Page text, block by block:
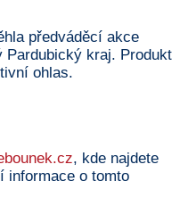
předváděcí akce
Pardubický kraj. Produkt
ohlas.
, kde najdete
informace o tomto